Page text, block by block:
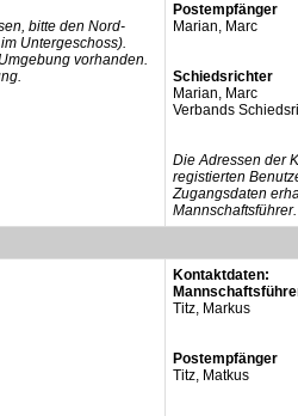
bitte den Nord-
Untergeschoss).
vorhanden.
Postempfänger
Marian, Marc
Schiedsrichter
Marian, Marc
Verbands
Die Adressen der
registierten
Zugangsdaten
Mannschaftsführer.
Kontaktdaten:
Titz, Markus
Postempfänger
Titz, Matkus